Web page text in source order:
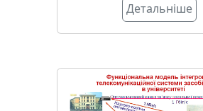
Детальніше